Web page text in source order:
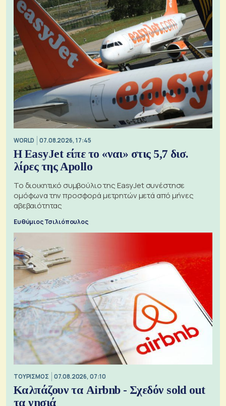
WORLD 07.08.2026, 17:45
Η EasyJet είπε το «ναι» στις 5,7 δισ.
λίρες της Apollo
Το διοικητικό συμβούλιο της EasyJet συνέστησε
ομόφωνα την προσφορά μετρητών μετά από μήνες
αβεβαιότητας
Ευθύμιος Τσιλιόπουλος
ΤΟΥΡΙΣΜΟΣ 07.08.2026, 07:10
Καλπάζουν τα Airbnb - Σχεδόν sold out
τα νησιά